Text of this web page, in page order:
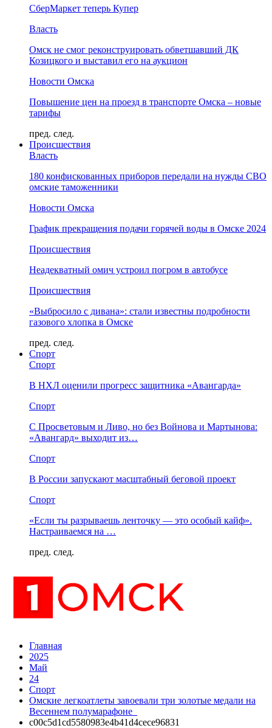
СберМаркет теперь Купер
Власть
Омск не смог реконструировать обветшавший ДК
Козицкого и выставил его на аукцион
Новости Омска
Повышение цен на проезд в транспорте Омска – новые
тарифы
пред. след.
Происшествия
Власть
180 конфискованных приборов передали на нужды СВО
омские таможенники
Новости Омска
График прекращения подачи горячей воды в Омске 2024
Происшествия
Неадекватный омич устроил погром в автобусе
Происшествия
«Выбросило с дивана»: стали известны подробности
газового хлопка в Омске
пред. след.
Спорт
Спорт
В НХЛ оценили прогресс защитника «Авангарда»
Спорт
С Просветовым и Ливо, но без Войнова и Мартынова:
«Авангард» выходит из…
Спорт
В России запускают масштабный беговой проект
Спорт
«Если ты разрываешь ленточку — это особый кайф».
Настраиваемся на …
пред. след.
Главная
2025
Май
24
Спорт
Омские легкоатлеты завоевали три золотые медали на
Весеннем полумарафоне
c00c5d1cd5580983e4b41d4cece96831